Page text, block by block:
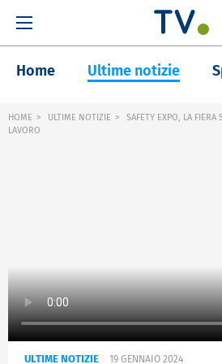
Home Ultime notizie
HOME ULTIME NOTIZIE
SAFETY EXPO, LA FIERA
LAVORO
ULTIME NOTIZIE 19 GENNAIO 2024